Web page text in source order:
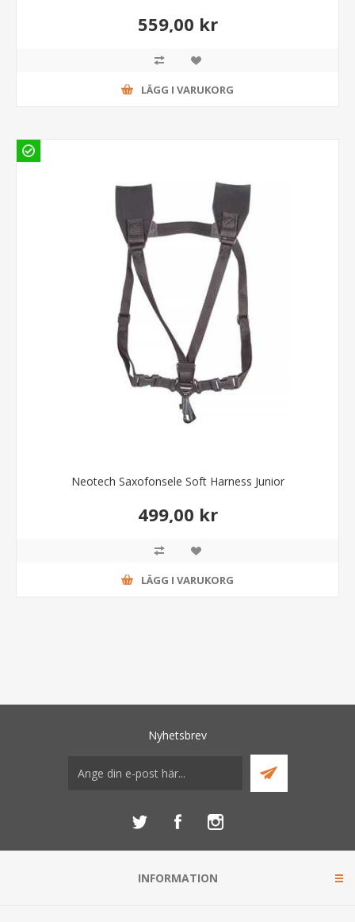
559,00 kr
LÄGG I VARUKORG
Neotech Saxofonsele Soft Harness Junior
499,00 kr
LÄGG I VARUKORG
Nyhetsbrev
INFORMATION